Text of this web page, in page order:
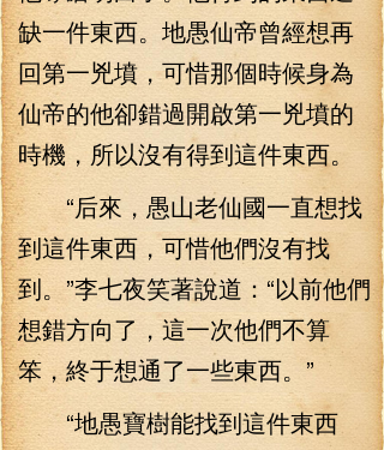
缺一件東西。地愚仙帝曾經想再
回第一兇墳，可惜那個時候身為
仙帝的他卻錯過開啟第一兇墳的
時機，所以沒有得到這件東西。
“后來，愚山老仙國一直想找
到這件東西，可惜他們沒有找
到。”李七夜笑著說道：“以前他們
想錯方向了，這一次他們不算
笨，終于想通了一些東西。”
“地愚寶樹能找到這件東西